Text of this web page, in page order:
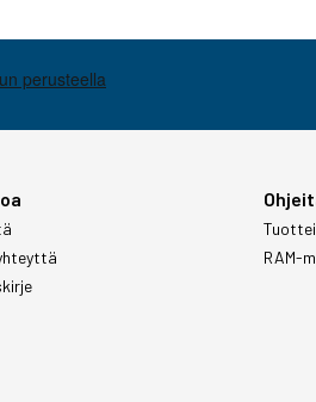
RAM-